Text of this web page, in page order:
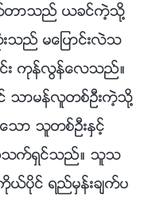
တာသည္ ယခင္ကဲ့သို႔
ည္ မေျပာင္းလဲသ
း ကုန္လြန္ေလသည္။
သာမန္လူတစ္ဦးကဲ့သို႔
သာ သူတစ္ဦးႏွင့္
သက္ရွင္သည္။ သူသ
ယ္ပိုင္ ရည္မွန္းခ်က္ပ